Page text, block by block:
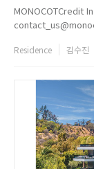
MONOCOTCredit
Private
Residence 김수진